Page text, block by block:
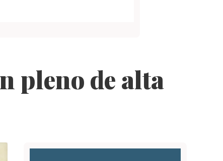
pleno de alta